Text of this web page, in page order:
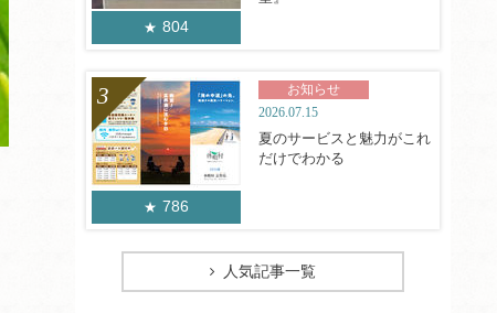
804
786
お知らせ
2026.07.15
夏のサービスと魅力がこれ
だけでわかる
人気記事一覧